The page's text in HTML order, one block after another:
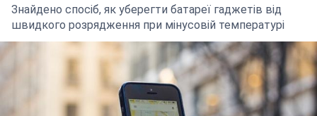
Знайдено спосіб, як уберегти батареї гаджетів від
швидкого розрядження при мінусовій температурі